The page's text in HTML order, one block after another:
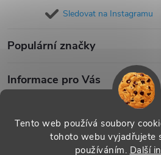
Tento web používá soubory
tohoto webu vyjadřujete
používáním. Další
Sledovat na Instagramu
Populární značky
Informace pro Vás